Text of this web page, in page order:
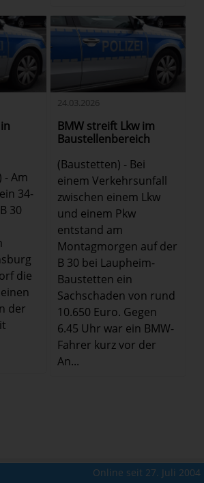
- Am
34-
30
die
der
24.03.2026
BMW streift Lkw im
Baustellenbereich
(Baustetten) - Bei
einem Verkehrsunfall
zwischen einem Lkw
und einem Pkw
entstand am
Montagmorgen auf der
B 30 bei Laupheim-
Baustetten ein
Sachschaden von rund
10.650 Euro. Gegen
6.45 Uhr war ein BMW-
Fahrer kurz vor der
An...
Online seit 27. Juli 2004